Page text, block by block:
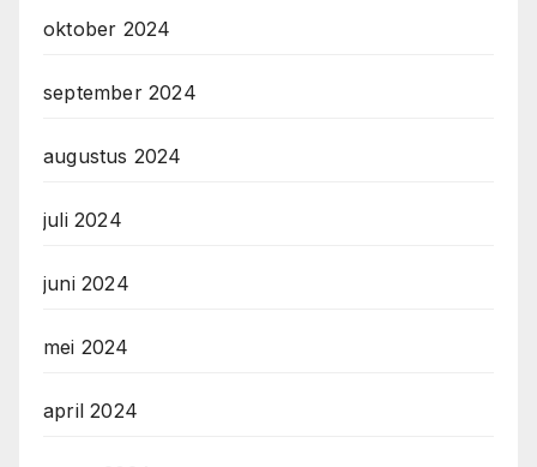
oktober 2024
september 2024
augustus 2024
juli 2024
juni 2024
mei 2024
april 2024